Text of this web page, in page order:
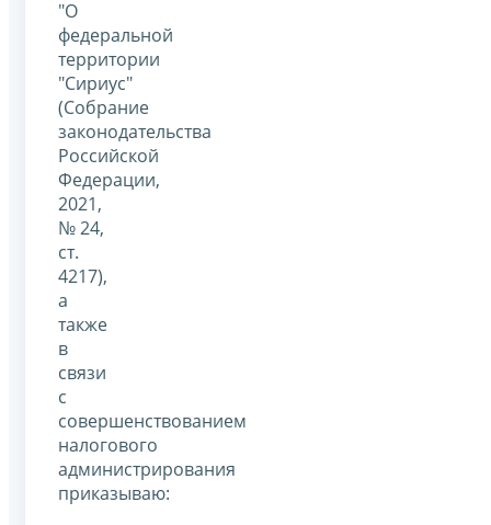
"О
федеральной
территории
"Сириус"
(Собрание
законодательства
Российской
Федерации,
2021,
№ 24,
ст.
4217),
а
также
в
связи
с
совершенствованием
налогового
администрирования
приказываю: